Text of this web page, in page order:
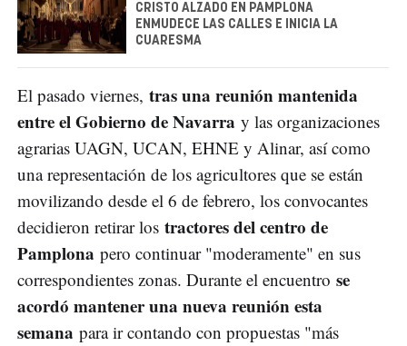
CRISTO ALZADO EN PAMPLONA
ENMUDECE LAS CALLES E INICIA LA
CUARESMA
El pasado viernes, tras una reunión mantenida
entre el Gobierno de Navarra y las organizaciones
agrarias UAGN, UCAN, EHNE y Alinar, así como
una representación de los agricultores que se están
movilizando desde el 6 de febrero, los convocantes
decidieron retirar los tractores del centro de
Pamplona pero continuar "moderamente" en sus
correspondientes zonas. Durante el encuentro se
acordó mantener una nueva reunión esta
semana para ir contando con propuestas "más